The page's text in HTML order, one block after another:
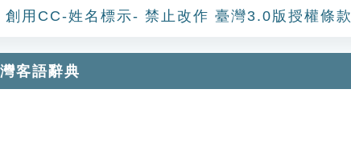
創用CC-姓名標示- 禁止改作 臺灣3.0版授權條款
客語辭典